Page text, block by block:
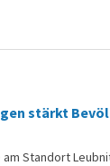
stärkt
Standort